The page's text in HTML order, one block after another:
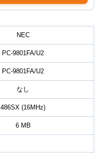
NEC
PC-9801FA/U2
PC-9801FA/U2
なし
486SX (16MHz)
6 MB